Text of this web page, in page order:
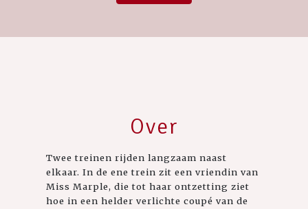
Over
Twee treinen rijden langzaam naast
elkaar. In de ene trein zit een vriendin van
Miss Marple, die tot haar ontzetting ziet
hoe in een helder verlichte coupé van de